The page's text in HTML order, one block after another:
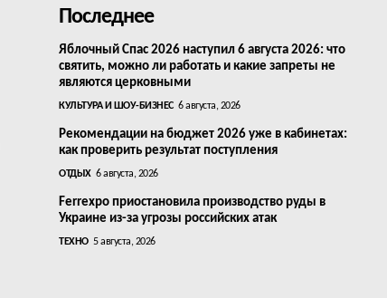
Последнее
Яблочный Спас 2026 наступил 6 августа 2026: что
святить, можно ли работать и какие запреты не
являются церковными
КУЛЬТУРА И ШОУ-БИЗНЕС 6 августа, 2026
Рекомендации на бюджет 2026 уже в кабинетах:
как проверить результат поступления
ОТДЫХ 6 августа, 2026
Ferrexpo приостановила производство руды в
Украине из-за угрозы российских атак
ТЕХНО 5 августа, 2026